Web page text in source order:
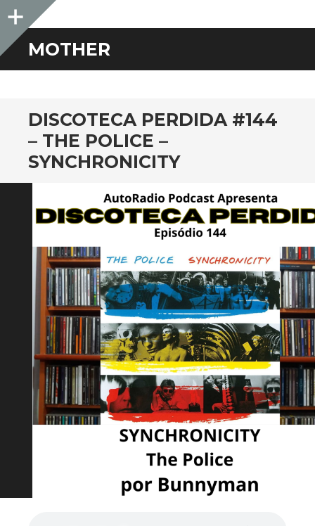
Sidebar
MOTHER
DISCOTECA PERDIDA #144
– THE POLICE –
SYNCHRONICITY